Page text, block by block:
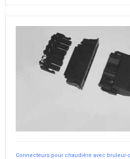
Connecteurs pour chaudière avec bruleur-